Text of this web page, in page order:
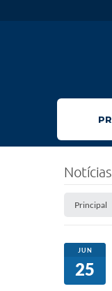
Notícias
Principal
JUN
25